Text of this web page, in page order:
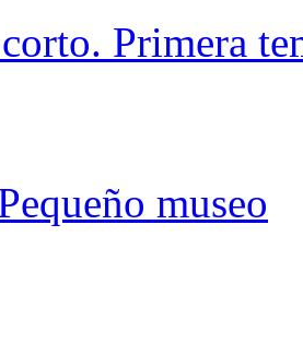
Primera
museo